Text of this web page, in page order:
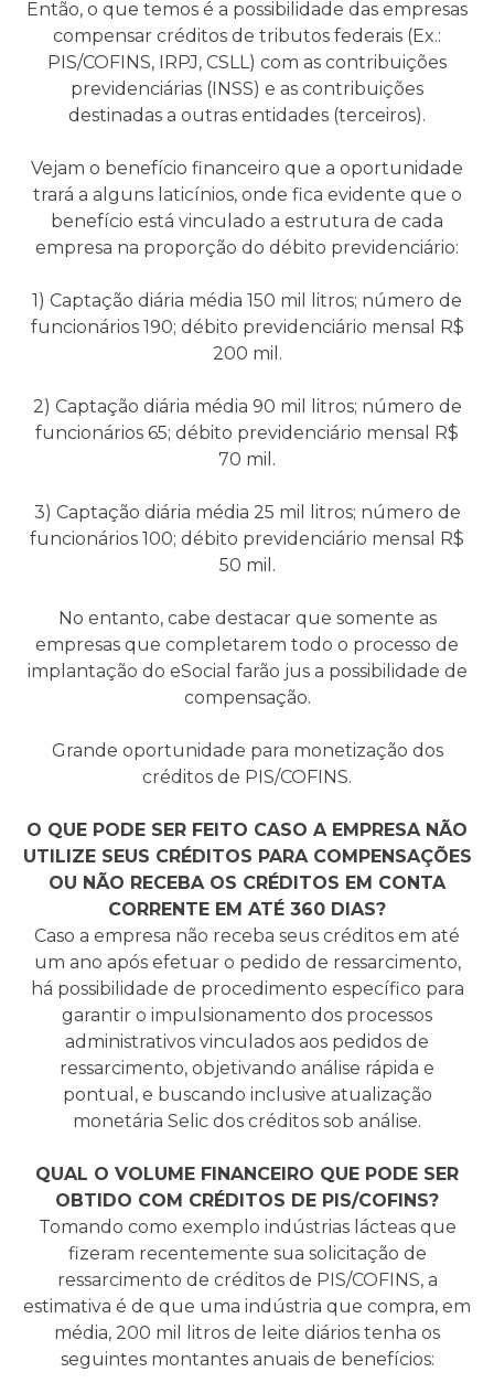
Então, o que temos é a possibilidade das empresas
compensar créditos de tributos federais (Ex.:
PIS/COFINS, IRPJ, CSLL) com as contribuições
previdenciárias (INSS) e as contribuições
destinadas a outras entidades (terceiros).
Vejam o benefício financeiro que a oportunidade
trará a alguns laticínios, onde fica evidente que o
benefício está vinculado a estrutura de cada
empresa na proporção do débito previdenciário:
1) Captação diária média 150 mil litros; número de
funcionários 190; débito previdenciário mensal R$
200 mil.
2) Captação diária média 90 mil litros; número de
funcionários 65; débito previdenciário mensal R$
70 mil.
3) Captação diária média 25 mil litros; número de
funcionários 100; débito previdenciário mensal R$
50 mil.
No entanto, cabe destacar que somente as
empresas que completarem todo o processo de
implantação do eSocial farão jus a possibilidade de
compensação.
Grande oportunidade para monetização dos
créditos de PIS/COFINS.
O QUE PODE SER FEITO CASO A EMPRESA NÃO
UTILIZE SEUS CRÉDITOS PARA COMPENSAÇÕES
OU NÃO RECEBA OS CRÉDITOS EM CONTA
CORRENTE EM ATÉ 360 DIAS?
Caso a empresa não receba seus créditos em até
um ano após efetuar o pedido de ressarcimento,
há possibilidade de procedimento específico para
garantir o impulsionamento dos processos
administrativos vinculados aos pedidos de
ressarcimento, objetivando análise rápida e
pontual, e buscando inclusive atualização
monetária Selic dos créditos sob análise.
QUAL O VOLUME FINANCEIRO QUE PODE SER
OBTIDO COM CRÉDITOS DE PIS/COFINS?
Tomando como exemplo indústrias lácteas que
fizeram recentemente sua solicitação de
ressarcimento de créditos de PIS/COFINS, a
estimativa é de que uma indústria que compra, em
média, 200 mil litros de leite diários tenha os
seguintes montantes anuais de benefícios: